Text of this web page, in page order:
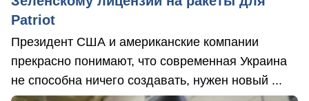
Patriot
Президент США и американские компании
прекрасно понимают, что современная Украина
не способна ничего создавать, нужен новый ...